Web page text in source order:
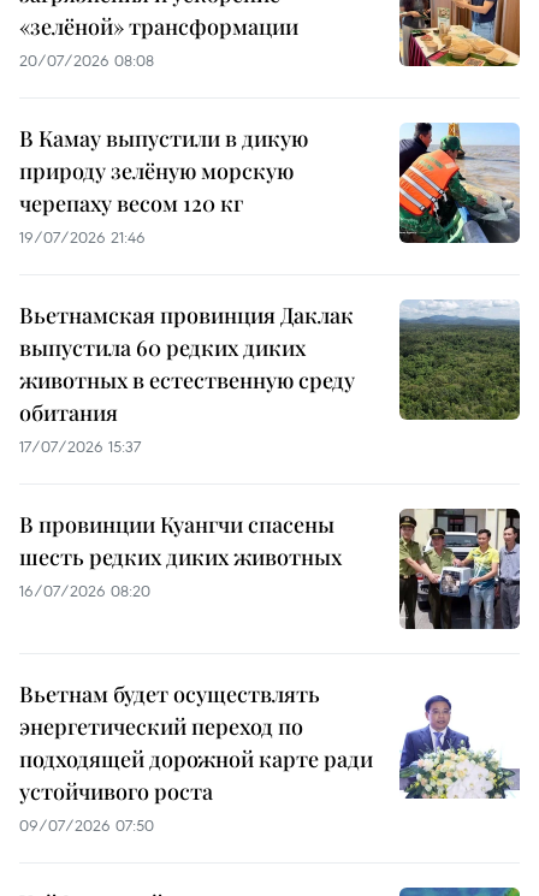
«зелёной» трансформации
20/07/2026 08:08
В Камау выпустили в дикую
природу зелёную морскую
черепаху весом 120 кг
19/07/2026 21:46
Вьетнамская провинция Даклак
выпустила 60 редких диких
животных в естественную среду
обитания
17/07/2026 15:37
В провинции Куангчи спасены
шесть редких диких животных
16/07/2026 08:20
Вьетнам будет осуществлять
энергетический переход по
подходящей дорожной карте ради
устойчивого роста
09/07/2026 07:50